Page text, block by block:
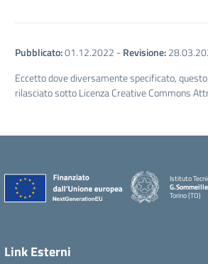
Pubblicato:01.12.2022 -Revisione:
Eccetto dove diversamente specificato,
rilasciato sotto Licenza Creative Commons
Istituto
Torino (TO)
Link Esterni